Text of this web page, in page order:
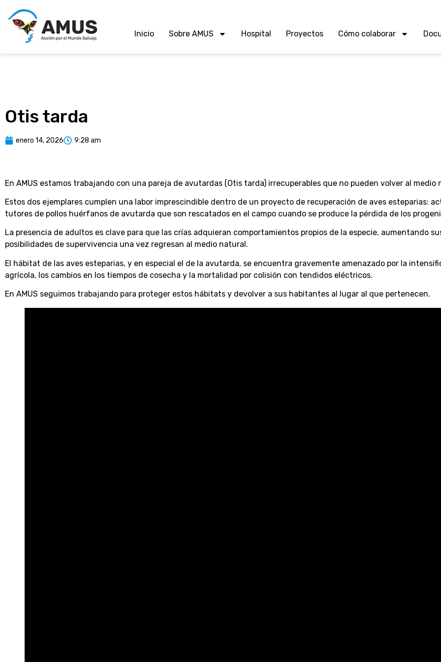
Inicio Sobre AMUS Hospital Proyectos Cómo colaborar
Otis tarda
enero 14, 2026 9:28 am
En AMUS estamos trabajando con una pareja de avutardas (Otis tarda) irrecuperables que no pueden volver al medio
Estos dos ejemplares cumplen una labor imprescindible dentro de un proyecto de recuperación de aves esteparias:
tutores de pollos huérfanos de avutarda que son rescatados en el campo cuando se produce la pérdida de los
La presencia de adultos es clave para que las crías adquieran comportamientos propios de la especie, aumentando
posibilidades de supervivencia una vez regresan al medio natural.
El hábitat de las aves esteparias, y en especial el de la avutarda, se encuentra gravemente amenazado por la
agrícola, los cambios en los tiempos de cosecha y la mortalidad por colisión con tendidos eléctricos.
En AMUS seguimos trabajando para proteger estos hábitats y devolver a sus habitantes al lugar al que pertenecen.